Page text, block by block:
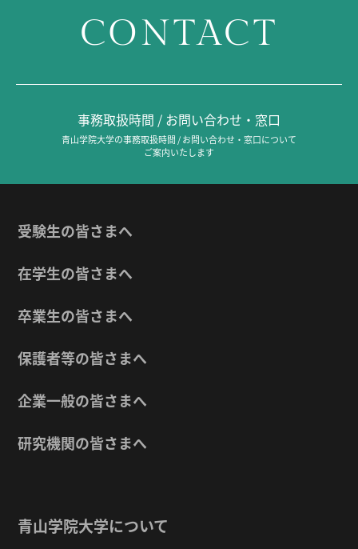
CONTACT
事務取扱時間 / お問い合わせ・窓口
青山学院大学の事務取扱時間 / お問い合わせ・窓口について
ご案内いたします
受験生の皆さまへ
在学生の皆さまへ
卒業生の皆さまへ
保護者等の皆さまへ
企業一般の皆さまへ
研究機関の皆さまへ
青山学院大学について